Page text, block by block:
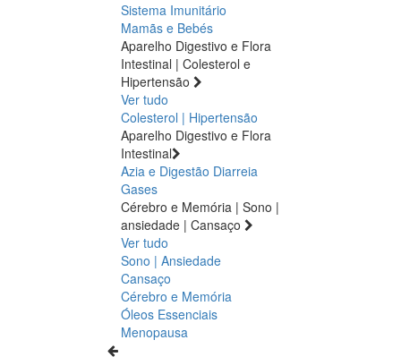
Sistema Imunitário
Mamãs e Bebés
Aparelho Digestivo e Flora
Intestinal | Colesterol e
Hipertensão
Ver tudo
Colesterol | Hipertensão
Aparelho Digestivo e Flora
Intestinal
Azia e Digestão Diarreia
Gases
Cérebro e Memória | Sono |
ansiedade | Cansaço
Ver tudo
Sono | Ansiedade
Cansaço
Cérebro e Memória
Óleos Essenciais
Menopausa